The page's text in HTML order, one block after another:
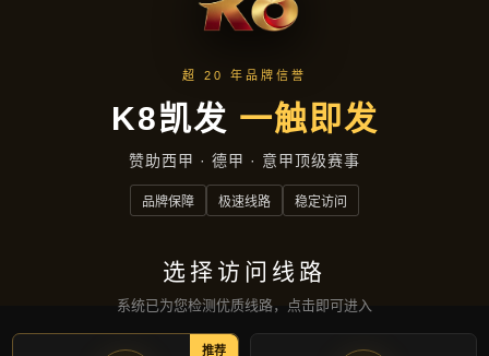
首页 行业资讯